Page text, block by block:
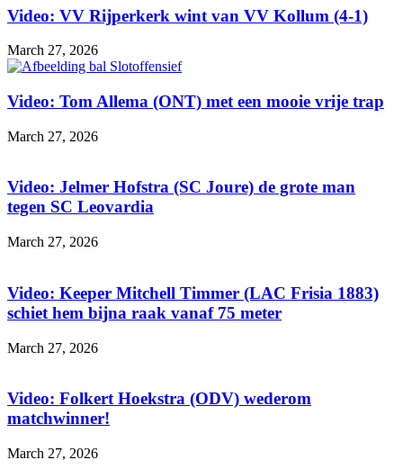
Video: VV Rijperkerk wint van VV Kollum (4-1)
March 27, 2026
Video: Tom Allema (ONT) met een mooie vrije trap
March 27, 2026
Video: Jelmer Hofstra (SC Joure) de grote man
tegen SC Leovardia
March 27, 2026
Video: Keeper Mitchell Timmer (LAC Frisia 1883)
schiet hem bijna raak vanaf 75 meter
March 27, 2026
Video: Folkert Hoekstra (ODV) wederom
matchwinner!
March 27, 2026